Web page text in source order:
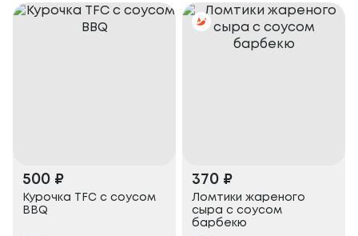
500 ₽
Курочка TFC с соусом
BBQ
370 ₽
Ломтики жареного
сыра с соусом
барбекю